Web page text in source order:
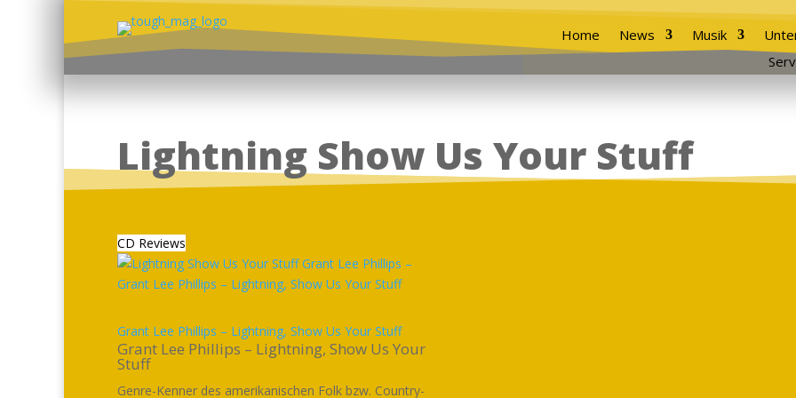
Home News Musik
Lightning Show Us Your Stuff
CD Reviews
Grant Lee Phillips – Lightning, Show Us Your Stuff
Grant Lee Phillips – Lightning, Show Us Your
Stuff
Genre-Kenner des amerikanischen Folk bzw. Country-